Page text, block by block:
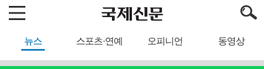
뉴스 스포츠·연예 오피니언 동영상